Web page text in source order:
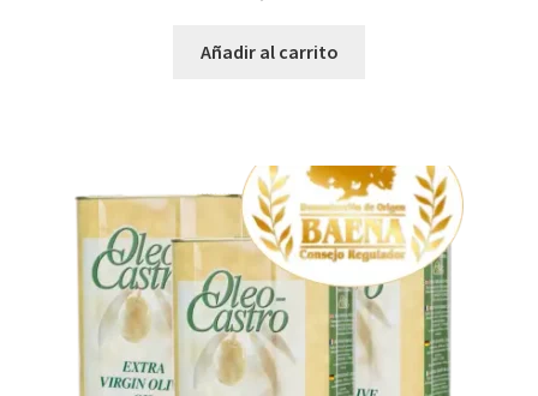
Añadir al carrito